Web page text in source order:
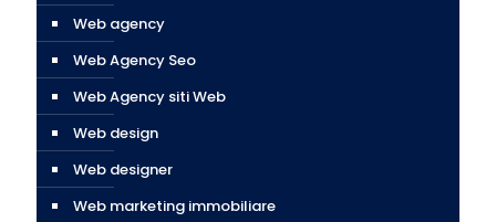
Web agency
Web Agency Seo
Web Agency siti Web
Web design
Web designer
Web marketing immobiliare